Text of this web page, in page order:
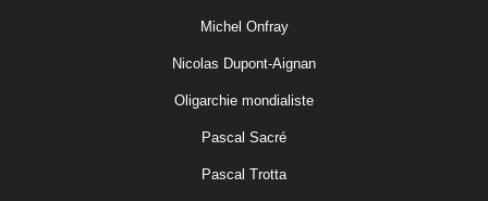
Michel Onfray
Nicolas Dupont-Aignan
Oligarchie mondialiste
Pascal Sacré
Pascal Trotta